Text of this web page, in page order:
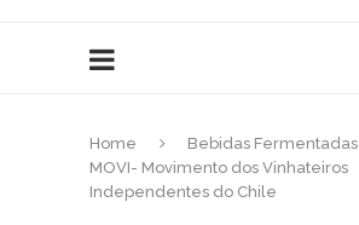
Home
Bebidas Fermentadas
MOVI- Movimento dos Vinhateiros
Independentes do Chile